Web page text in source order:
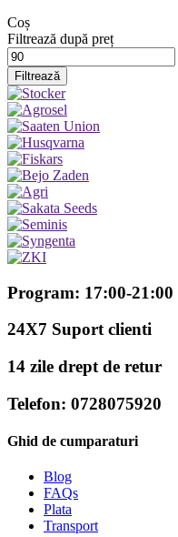
Coș
Filtrează după preț
Preț
minim
Filtrează
Program: 17:00-21:00
24X7 Suport clienti
14 zile drept de retur
Telefon: 0728075920
Ghid de cumparaturi
Blog
FAQs
Plata
Transport